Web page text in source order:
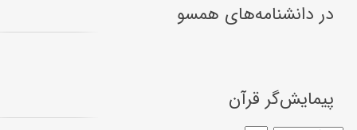
در دانشنامه‌های همسو
پیمایش‌گر قرآن